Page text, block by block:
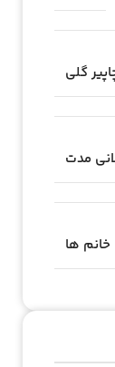
گلی
مدت
خانم ها